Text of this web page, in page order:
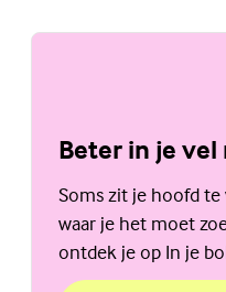
Beter in je
Soms zit je hoofd
waar je het moet
ontdek je op In je